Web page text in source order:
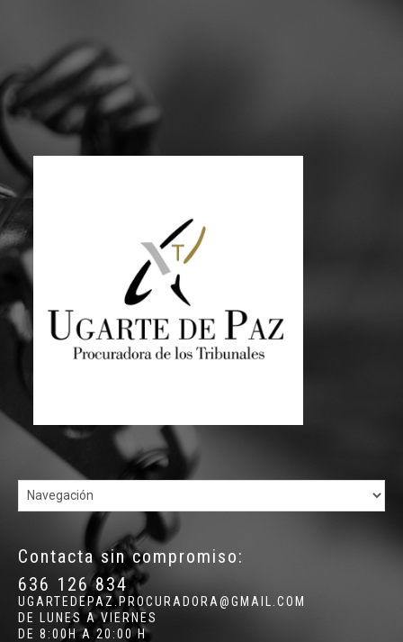
Contacta sin compromiso:
636 126 834
UGARTEDEPAZ.PROCURADORA@GMAIL.COM
DE LUNES A VIERNES
DE 8:00H A 20:00 H